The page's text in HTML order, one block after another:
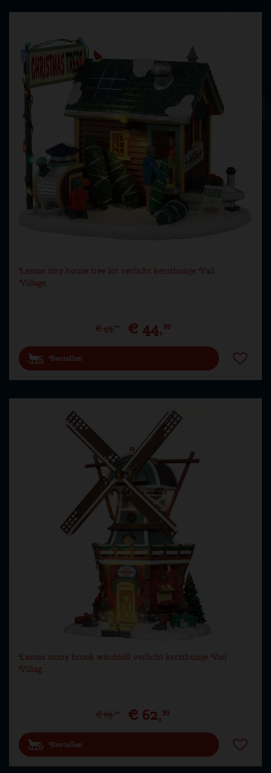
Lemax tiny house tree lot verlicht kersthuisje Vail
Village…
€ 49,99 € 44,99
Bestellen
Lemax stony brook windmill verlicht kersthuisje Vail
Villag…
€ 69,99 € 62,99
Bestellen